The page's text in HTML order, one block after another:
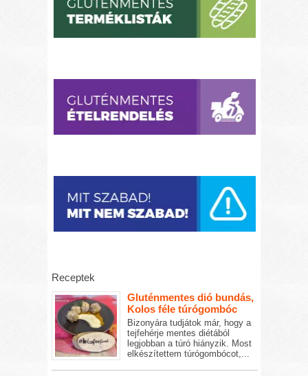
Receptek
Gluténmentes dió bundás,
Kolos féle túrógombóc
Bizonyára tudjátok már, hogy a
tejfehérje mentes diétából
legjobban a túró hiányzik. Most
elkészítettem túrógombócot,...